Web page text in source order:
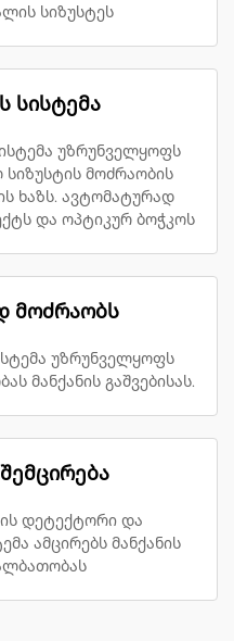
სიზუსტეს
სისტემა
უზრუნველყოფს
მოძრაობის
ხაზს. ავტომატურად
და ოპტიკურ ბოჭკოს
მოძრაობს
უზრუნველყოფს
მანქანის გაშვებისას.
დეტექტორი და
ამცირებს მანქანის